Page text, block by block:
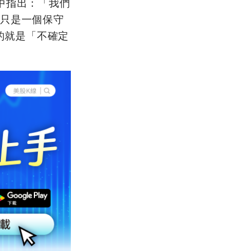
指出：「我們
是一個保守
是「不確定